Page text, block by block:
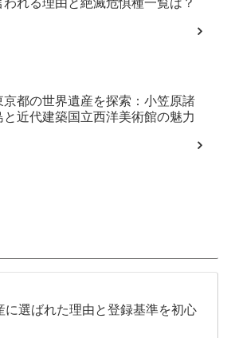
われる理由と絶滅危惧種一覧は？
京都の世界遺産を探索：小笠原諸
と近代建築国立西洋美術館の魅力
に選ばれた理由と登録基準を初心